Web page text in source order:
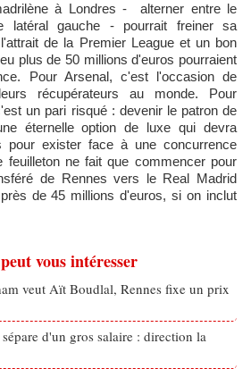
à Londres - alterner entre le
latéral gauche - pourrait freiner sa
de la Premier League et un bon
plus de 50 millions d'euros pourraient
Pour Arsenal, c'est l'occasion de
récupérateurs au monde. Pour
un pari risqué : devenir le patron de
éternelle option de luxe qui devra
pour exister face à une concurrence
ne fait que commencer pour
de Rennes vers le Real Madrid
de 45 millions d'euros, si on inclut
vous intéresser
veut Aït Boudlal, Rennes fixe un prix
d'un gros salaire : direction la